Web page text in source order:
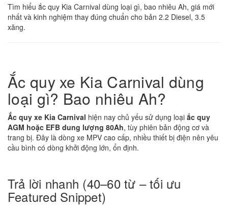
Tìm hiểu ắc quy Kia Carnival dùng loại gì, bao nhiêu Ah, giá mới
nhất và kinh nghiệm thay đúng chuẩn cho bản 2.2 Diesel, 3.5
xăng.
Ắc quy xe Kia Carnival dùng
loại gì? Bao nhiêu Ah?
Ắc quy xe Kia Carnival hiện nay chủ yếu sử dụng loại ắc quy
AGM hoặc EFB dung lượng 80Ah, tùy phiên bản động cơ và
trang bị. Đây là dòng xe MPV cao cấp, nhiều thiết bị điện nên yêu
cầu bình có dòng khởi động lớn, ổn định.
Trả lời nhanh (40–60 từ – tối ưu
Featured Snippet)